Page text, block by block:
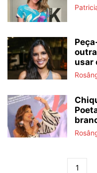
usar
1